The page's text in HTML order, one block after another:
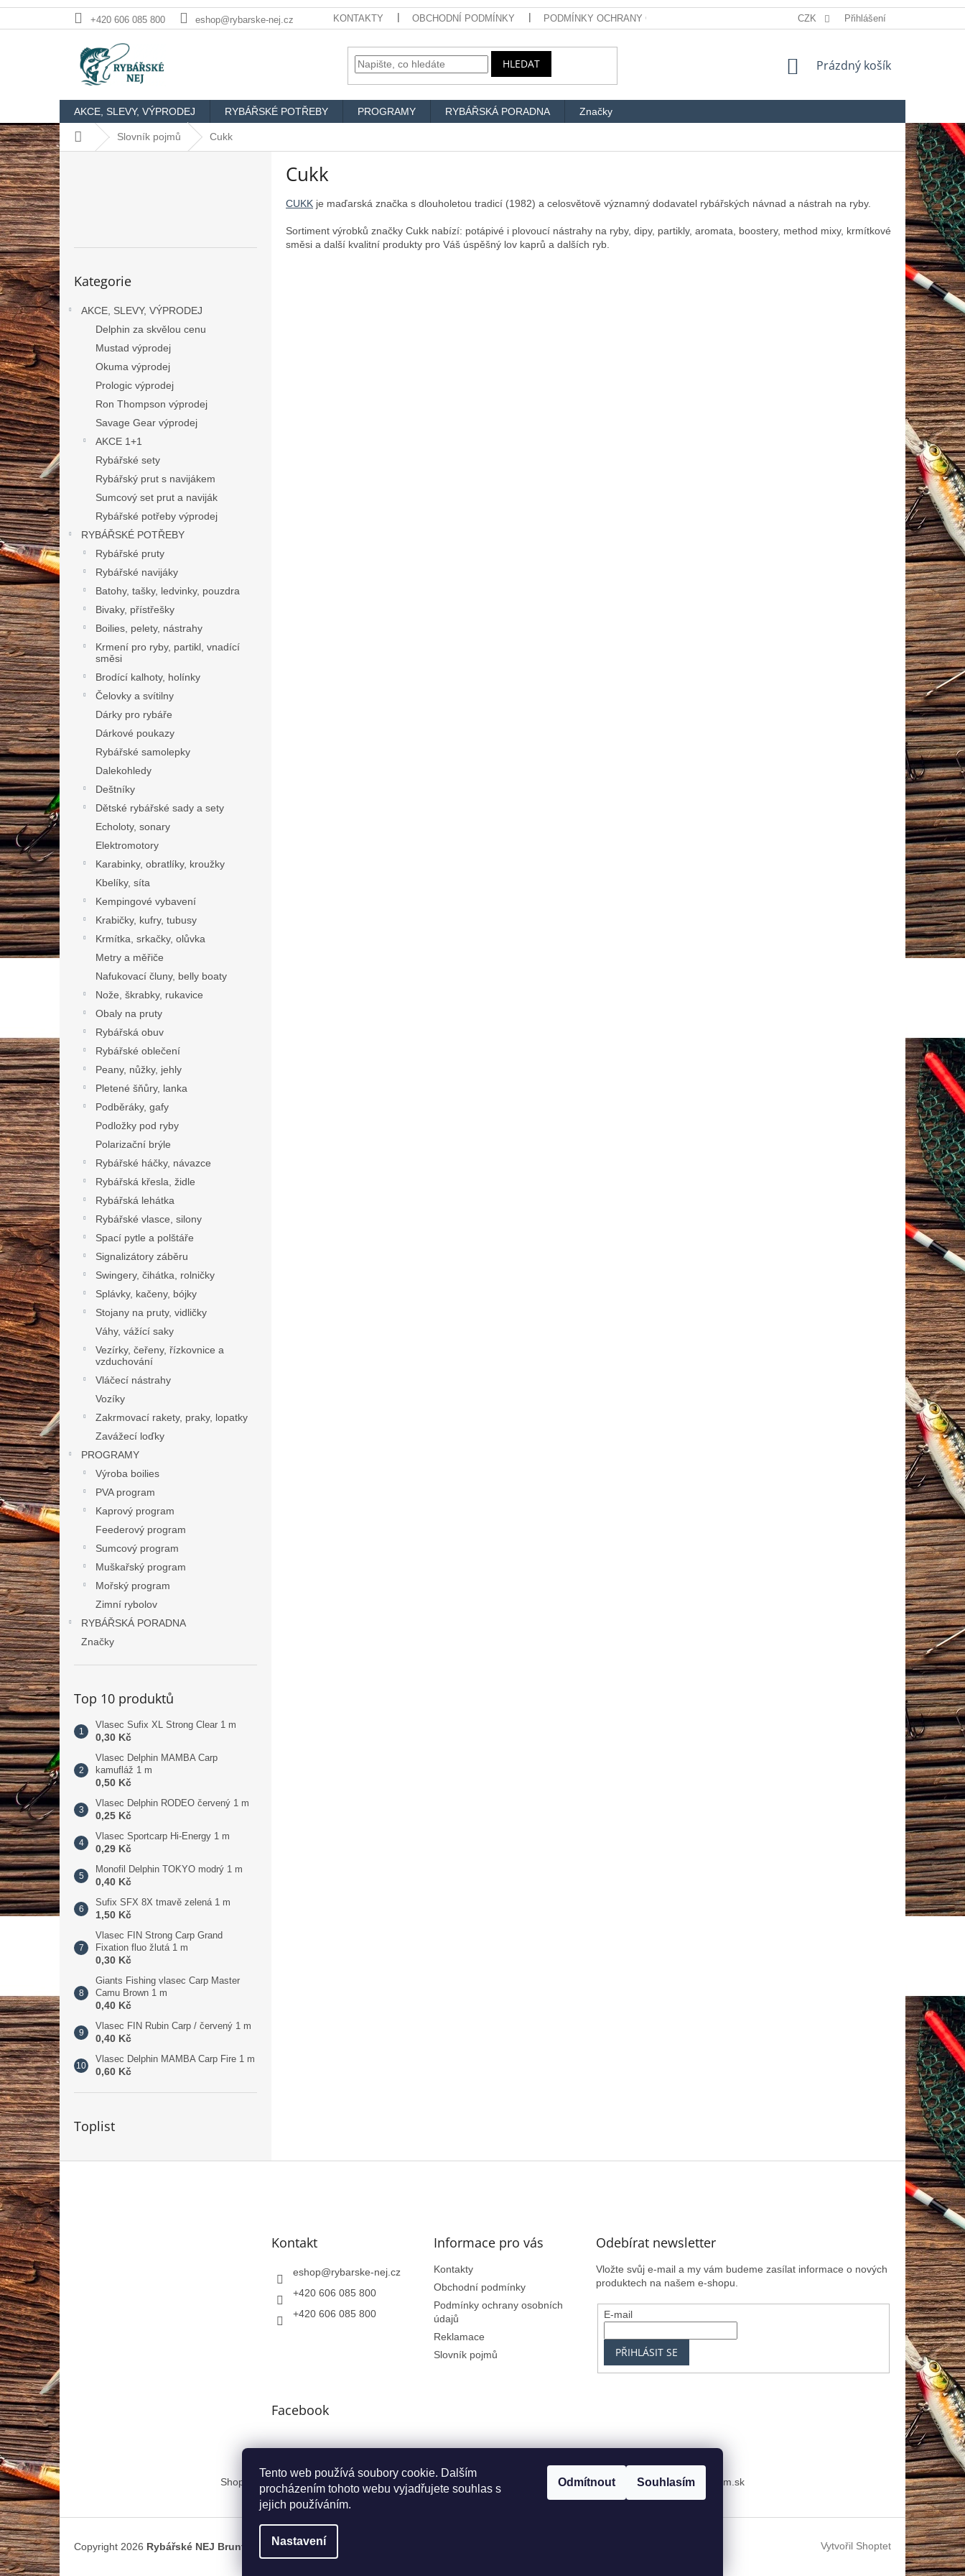
Tento web používá soubory cookie. Dalším
procházením tohoto webu vyjadřujete souhlas s
jejich používáním.
Nastavení
Odmítnout Souhlasím
+420 606 085 800 eshop@rybarske-nej.cz KONTAKTY OBCHODNÍ PODMÍNKY PODMÍNKY OCHRANY OSOBNÍCH ÚDAJŮ REKLAMACE SLOVNÍK POJMŮ
CZK Přihlášení
HLEDAT
NÁKUPNÍ
Prázdný košík
AKCE, SLEVY, VÝPRODEJ RYBÁŘSKÉ POTŘEBY PROGRAMY RYBÁŘSKÁ PORADNA Značky
Domů Slovník pojmů Cukk
P
o
s
t
r
a
n
n
í
p
a
n
e
l
kategorie
Kategorie
AKCE, SLEVY, VÝPRODEJ
Delphin za skvělou cenu
Mustad výprodej
Okuma výprodej
Prologic výprodej
Ron Thompson výprodej
Savage Gear výprodej
AKCE 1+1
Rybářské sety
Rybářský prut s navijákem
Sumcový set prut a naviják
Rybářské potřeby výprodej
RYBÁŘSKÉ POTŘEBY
Rybářské pruty
Rybářské navijáky
Batohy, tašky, ledvinky, pouzdra
Bivaky, přístřešky
Boilies, pelety, nástrahy
Krmení pro ryby, partikl, vnadící
směsi
Brodící kalhoty, holínky
Čelovky a svítilny
Dárky pro rybáře
Dárkové poukazy
Rybářské samolepky
Dalekohledy
Deštníky
Dětské rybářské sady a sety
Echoloty, sonary
Elektromotory
Karabinky, obratlíky, kroužky
Kbelíky, síta
Kempingové vybavení
Krabičky, kufry, tubusy
Krmítka, srkačky, olůvka
Metry a měřiče
Nafukovací čluny, belly boaty
Nože, škrabky, rukavice
Obaly na pruty
Rybářská obuv
Rybářské oblečení
Peany, nůžky, jehly
Pletené šňůry, lanka
Podběráky, gafy
Podložky pod ryby
Polarizační brýle
Rybářské háčky, návazce
Rybářská křesla, židle
Rybářská lehátka
Rybářské vlasce, silony
Spací pytle a polštáře
Signalizátory záběru
Swingery, čihátka, rolničky
Splávky, kačeny, bójky
Stojany na pruty, vidličky
Váhy, vážící saky
Vezírky, čeřeny, řízkovnice a
vzduchování
Vláčecí nástrahy
Vozíky
Zakrmovací rakety, praky, lopatky
Zavážecí loďky
PROGRAMY
Výroba boilies
PVA program
Kaprový program
Feederový program
Sumcový program
Muškařský program
Mořský program
Zimní rybolov
RYBÁŘSKÁ PORADNA
Značky
Top 10 produktů
Vlasec Sufix XL Strong Clear 1 m
0,30 Kč
Vlasec Delphin MAMBA Carp
kamufláž 1 m
0,50 Kč
Vlasec Delphin RODEO červený 1 m
0,25 Kč
Vlasec Sportcarp Hi-Energy 1 m
0,29 Kč
Monofil Delphin TOKYO modrý 1 m
0,40 Kč
Sufix SFX 8X tmavě zelená 1 m
1,50 Kč
Vlasec FIN Strong Carp Grand
Fixation fluo žlutá 1 m
0,30 Kč
Giants Fishing vlasec Carp Master
Camu Brown 1 m
0,40 Kč
Vlasec FIN Rubin Carp / červený 1 m
0,40 Kč
Vlasec Delphin MAMBA Carp Fire 1 m
0,60 Kč
Toplist
Cukk
CUKK je maďarská značka s dlouholetou tradicí (1982) a celosvětově významný dodavatel rybářských návnad a nástrah na ryby.
Sortiment výrobků značky Cukk nabízí: potápivé i plovoucí nástrahy na ryby, dipy, partikly, aromata, boostery, method mixy, krmítkové
směsi a další kvalitní produkty pro Váš úspěšný lov kaprů a dalších ryb.
Z
á
p
a
t
í
Kontakt
eshop@rybarske-nej.cz
+420 606 085 800
+420 606 085 800
Informace pro vás
Kontakty
Obchodní podmínky
Podmínky ochrany osobních
údajů
Reklamace
Slovník pojmů
Odebírat newsletter
Vložte svůj e-mail a my vám budeme zasílat informace o nových
produktech na našem e-shopu.
E-mail
PŘIHLÁSIT SE
Facebook
Shoptet.cz Atlas.cz Centrum.cz Seznam.cz Google.cz Živéfirmy.cz Azet.sk MRK.cz Zoznam.sk
Vytvořil Shoptet
Copyright 2026 Rybářské NEJ Bruntál . Všechna práva vyhrazena.